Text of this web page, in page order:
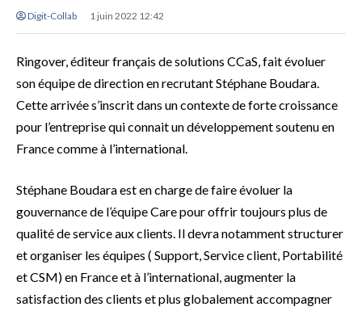
Digit-Collab 1 juin 2022 12:42
Ringover, éditeur français de solutions CCaS, fait évoluer
son équipe de direction en recrutant Stéphane Boudara.
Cette arrivée s’inscrit dans un contexte de forte croissance
pour l’entreprise qui connait un développement soutenu en
France comme à l’international.
Stéphane Boudara est en charge de faire évoluer la
gouvernance de l’équipe Care pour offrir toujours plus de
qualité de service aux clients. Il devra notamment structurer
et organiser les équipes ( Support, Service client, Portabilité
et CSM) en France et à l’international, augmenter la
satisfaction des clients et plus globalement accompagner